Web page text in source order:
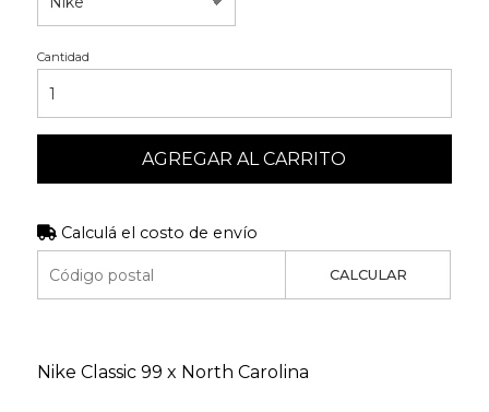
Cantidad
AGREGAR AL CARRITO
Calculá el costo de envío
CALCULAR
Nike Classic 99 x North Carolina